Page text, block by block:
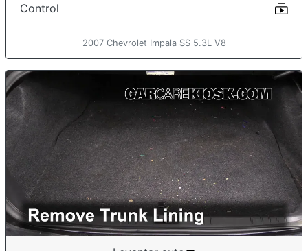
Control
2007 Chevrolet Impala SS 5.3L V8